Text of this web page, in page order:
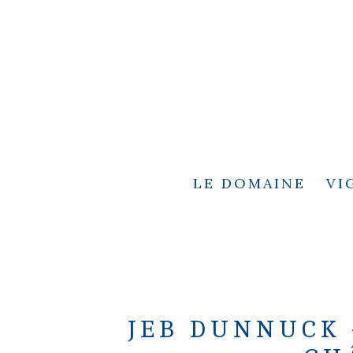
LE DOMAINE
JEB